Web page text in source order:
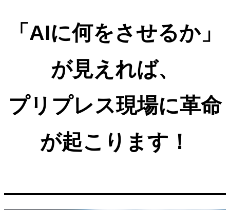
「AIに何をさせるか」
が見えれば、
プリプレス現場に革命
が起こります！